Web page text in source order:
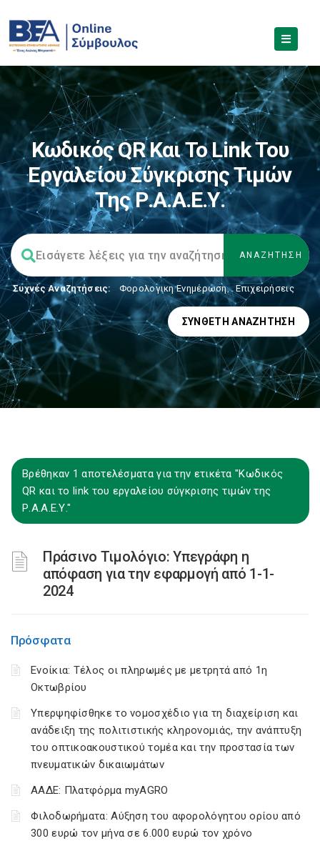
Κωδικός QR Και Το Link Του
Εργαλείου Σύγκρισης Τιμών
Της Ρ.Α.Α.Ε.Υ.
Συχνές Αναζητήσεις: Φορολογικη Ενημέρωση, Επιχειρήσεις
ΣΎΝΘΕΤΗ ΑΝΑΖΉΤΗΣΗ
Βρέθηκαν 1 αποτελέσματα για την ετικέτα "Κωδικός
QR και το link του εργαλείου σύγκρισης τιμών της
Ρ.Α.Α.Ε.Υ."
Πράσινο Τιμολόγιο: Υπεγράφη η
απόφαση για την εφαρμογή από 1-1-
2024
Πρόσφατα
Ενοίκια: Τέλος οι πληρωμές με μετρητά από 1η
Οκτωβρίου
Υπερψηφίσθηκε το νομοσχέδιο για τη διαχείριση και
ανάδειξη της πολιτιστικής κληρονομιάς, την ανάπτυξη
του οπτικοακουστικού τομέα και την προστασία των
πνευματικών δικαιωμάτων
ΑΑΔΕ: Πλατφόρμα myAGRO
Φιλοδωρήματα: Αύξηση του αφορολόγητου ορίου από
300 ευρώ τον μήνα σε 6.000 ευρώ τον χρόνο